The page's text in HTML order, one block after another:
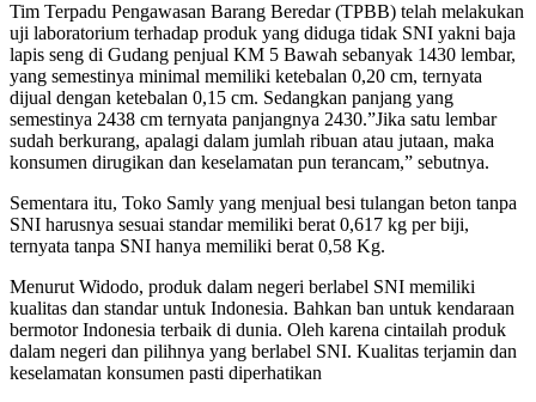
Tim Terpadu Pengawasan Barang Beredar (TPBB) telah melakukan
uji laboratorium terhadap produk yang diduga tidak SNI yakni baja
lapis seng di Gudang penjual KM 5 Bawah sebanyak 1430 lembar,
yang semestinya minimal memiliki ketebalan 0,20 cm, ternyata
dijual dengan ketebalan 0,15 cm. Sedangkan panjang yang
semestinya 2438 cm ternyata panjangnya 2430.”Jika satu lembar
sudah berkurang, apalagi dalam jumlah ribuan atau jutaan, maka
konsumen dirugikan dan keselamatan pun terancam,” sebutnya.
Sementara itu, Toko Samly yang menjual besi tulangan beton tanpa
SNI harusnya sesuai standar memiliki berat 0,617 kg per biji,
ternyata tanpa SNI hanya memiliki berat 0,58 Kg.
Menurut Widodo, produk dalam negeri berlabel SNI memiliki
kualitas dan standar untuk Indonesia. Bahkan ban untuk kendaraan
bermotor Indonesia terbaik di dunia. Oleh karena cintailah produk
dalam negeri dan pilihnya yang berlabel SNI. Kualitas terjamin dan
keselamatan konsumen pasti diperhatikan